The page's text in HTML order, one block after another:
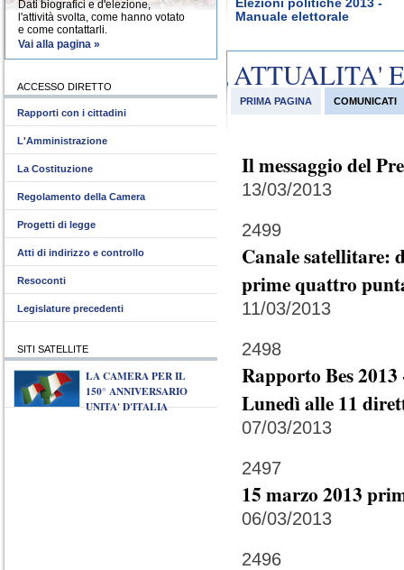
Elezioni politiche 2013 -
Manuale elettorale
ATTUALITA'
PRIMA PAGINA COMUNICATI
Il messaggio del
13/03/2013
2499
Canale satellitare:
prime quattro
11/03/2013
2498
Rapporto Bes 2013
Lunedì alle 11
07/03/2013
2497
15 marzo 2013
06/03/2013
2496
Dati biografici e d'elezione,
l'attività svolta, come hanno votato
e come contattarli.
Vai alla pagina »
ACCESSO DIRETTO
Rapporti con i cittadini
L'Amministrazione
La Costituzione
Regolamento della Camera
Progetti di legge
Atti di indirizzo e controllo
Resoconti
Legislature precedenti
SITI SATELLITE
LA CAMERA PER IL
150° ANNIVERSARIO
UNITA' D'ITALIA